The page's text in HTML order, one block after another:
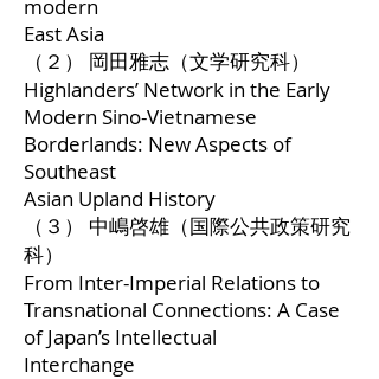
modern
East Asia
（２） 岡田雅志（文学研究科）
Highlanders’ Network in the Early
Modern Sino-Vietnamese
Borderlands: New Aspects of
Southeast
Asian Upland History
（３） 中嶋啓雄（国際公共政策研究
科）
From Inter-Imperial Relations to
Transnational Connections: A Case
of Japan’s Intellectual
Interchange